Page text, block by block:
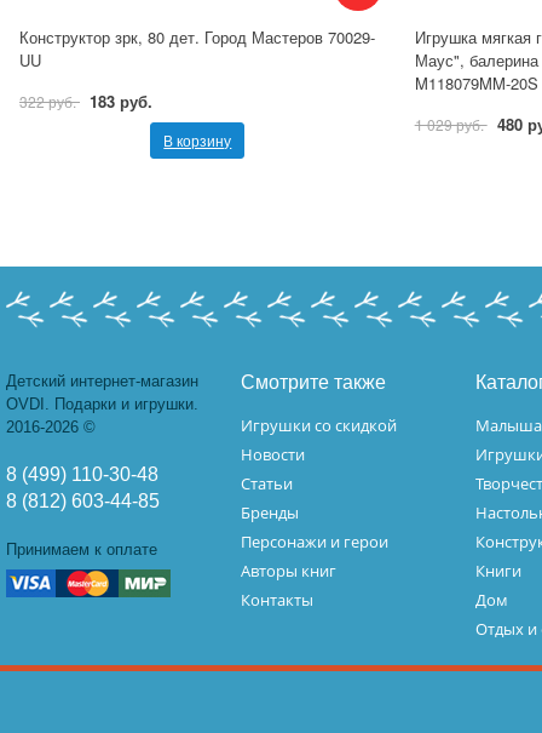
Конструктор зрк, 80 дет. Город Мастеров 70029-
UU
322 руб. 183 руб.
В корзину
Игрушка
Маус",
M118079MM-20S
1 029 руб. 480
Детский интернет-магазин
OVDI. Подарки и игрушки.
2016-2026 ©
8 (499) 110-30-48
8 (812) 603-44-85
Принимаем к оплате
Смотрите также
Игрушки со скидкой
Новости
Статьи
Бренды
Персонажи и герои
Авторы книг
Контакты
Книги
Дом
Отдых и